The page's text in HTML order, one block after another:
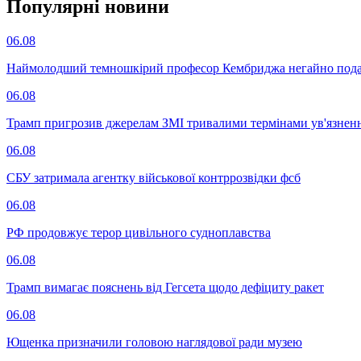
Популярнi новини
06.08
Наймолодший темношкірий професор Кембриджа негайно подав
06.08
Трамп пригрозив джерелам ЗМІ тривалими термінами
06.08
СБУ затримала агентку військової контррозвідки фсб
06.08
РФ продовжує терор цивільного судноплавства
06.08
Трамп вимагає пояснень від Гегсета щодо дефіциту ракет
06.08
Ющенка призначили головою наглядової ради музею